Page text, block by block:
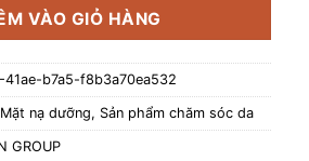
VÀO GIỎ HÀNG
b7a5-f8b3a70ea532
Mặt nạ dưỡng, Sản phẩm chăm sóc da
GROUP